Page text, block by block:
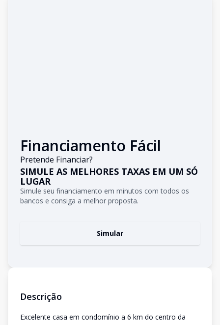
Financiamento Fácil
Pretende Financiar?
SIMULE AS MELHORES TAXAS EM UM SÓ
LUGAR
Simule seu financiamento em minutos com todos os
bancos e consiga a melhor proposta.
Simular
Descrição
Excelente casa em condomínio a 6 km do centro da